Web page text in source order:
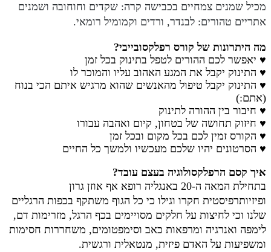
מכיל שמנים צמחיים בכבישה קרה: שקדים וחוחובה ושמנים
אתריים טהורים: לבנדר, ורדים וקמומיל רומאי.
מה היתרונות של קורס רפלקסובייבי?
♥ יאפשר לכם ההורים לטפל בתינוק בכל זמן
♥ התינוק יקבל את המגע האהוב עליו והמוכר לו
♥ התינוק יקבל טיפול מהאנשים שהוא מרגיש איתם הכי בנוח
(אתם:)
♥ חיבור בין ההורה לתינוק
♥ חיזוק תחושה של בטחון, קיום ואהבה עבורו
♥ הקורס זמין לכם בכל מקום ובכל זמן
♥ הסרטונים יהיו שלכם מעכשיו ולמשך כל החיים
איך קסם הרפלקסולוגיה בעצם עובד?
בתחילת המאה ה-20 באנגליה רופא אף אוזן גרון
ופיזיותרפיסטית חקרו וגילו כי כל הגוף משתקף בכפות הרגליים
שלנו וכי לחיצות על חלקים מסויימים בכף הרגל, מזרימות דם,
לימפה ואנרגיה ומרפאות כאב וסימפטומים, משחררות חסימות
ומשפיעות על האדם פיזית, מנטאלית ורגשית.